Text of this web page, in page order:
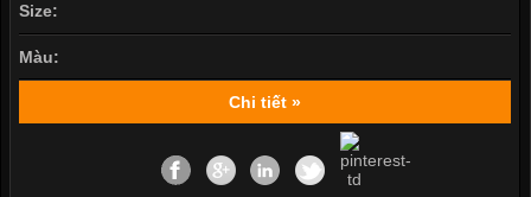
Size:
Màu:
Chi tiết »